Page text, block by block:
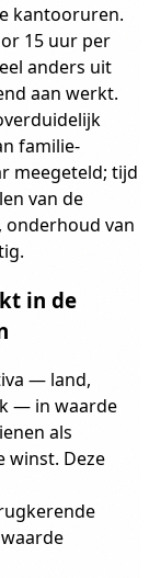
kantooruren.
15 uur per
anders uit
aan werkt.
familie-
meegeteld; tijd
van de
van
in de
— land,
— in waarde
als
winst. Deze